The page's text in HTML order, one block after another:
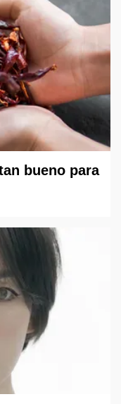
bueno para